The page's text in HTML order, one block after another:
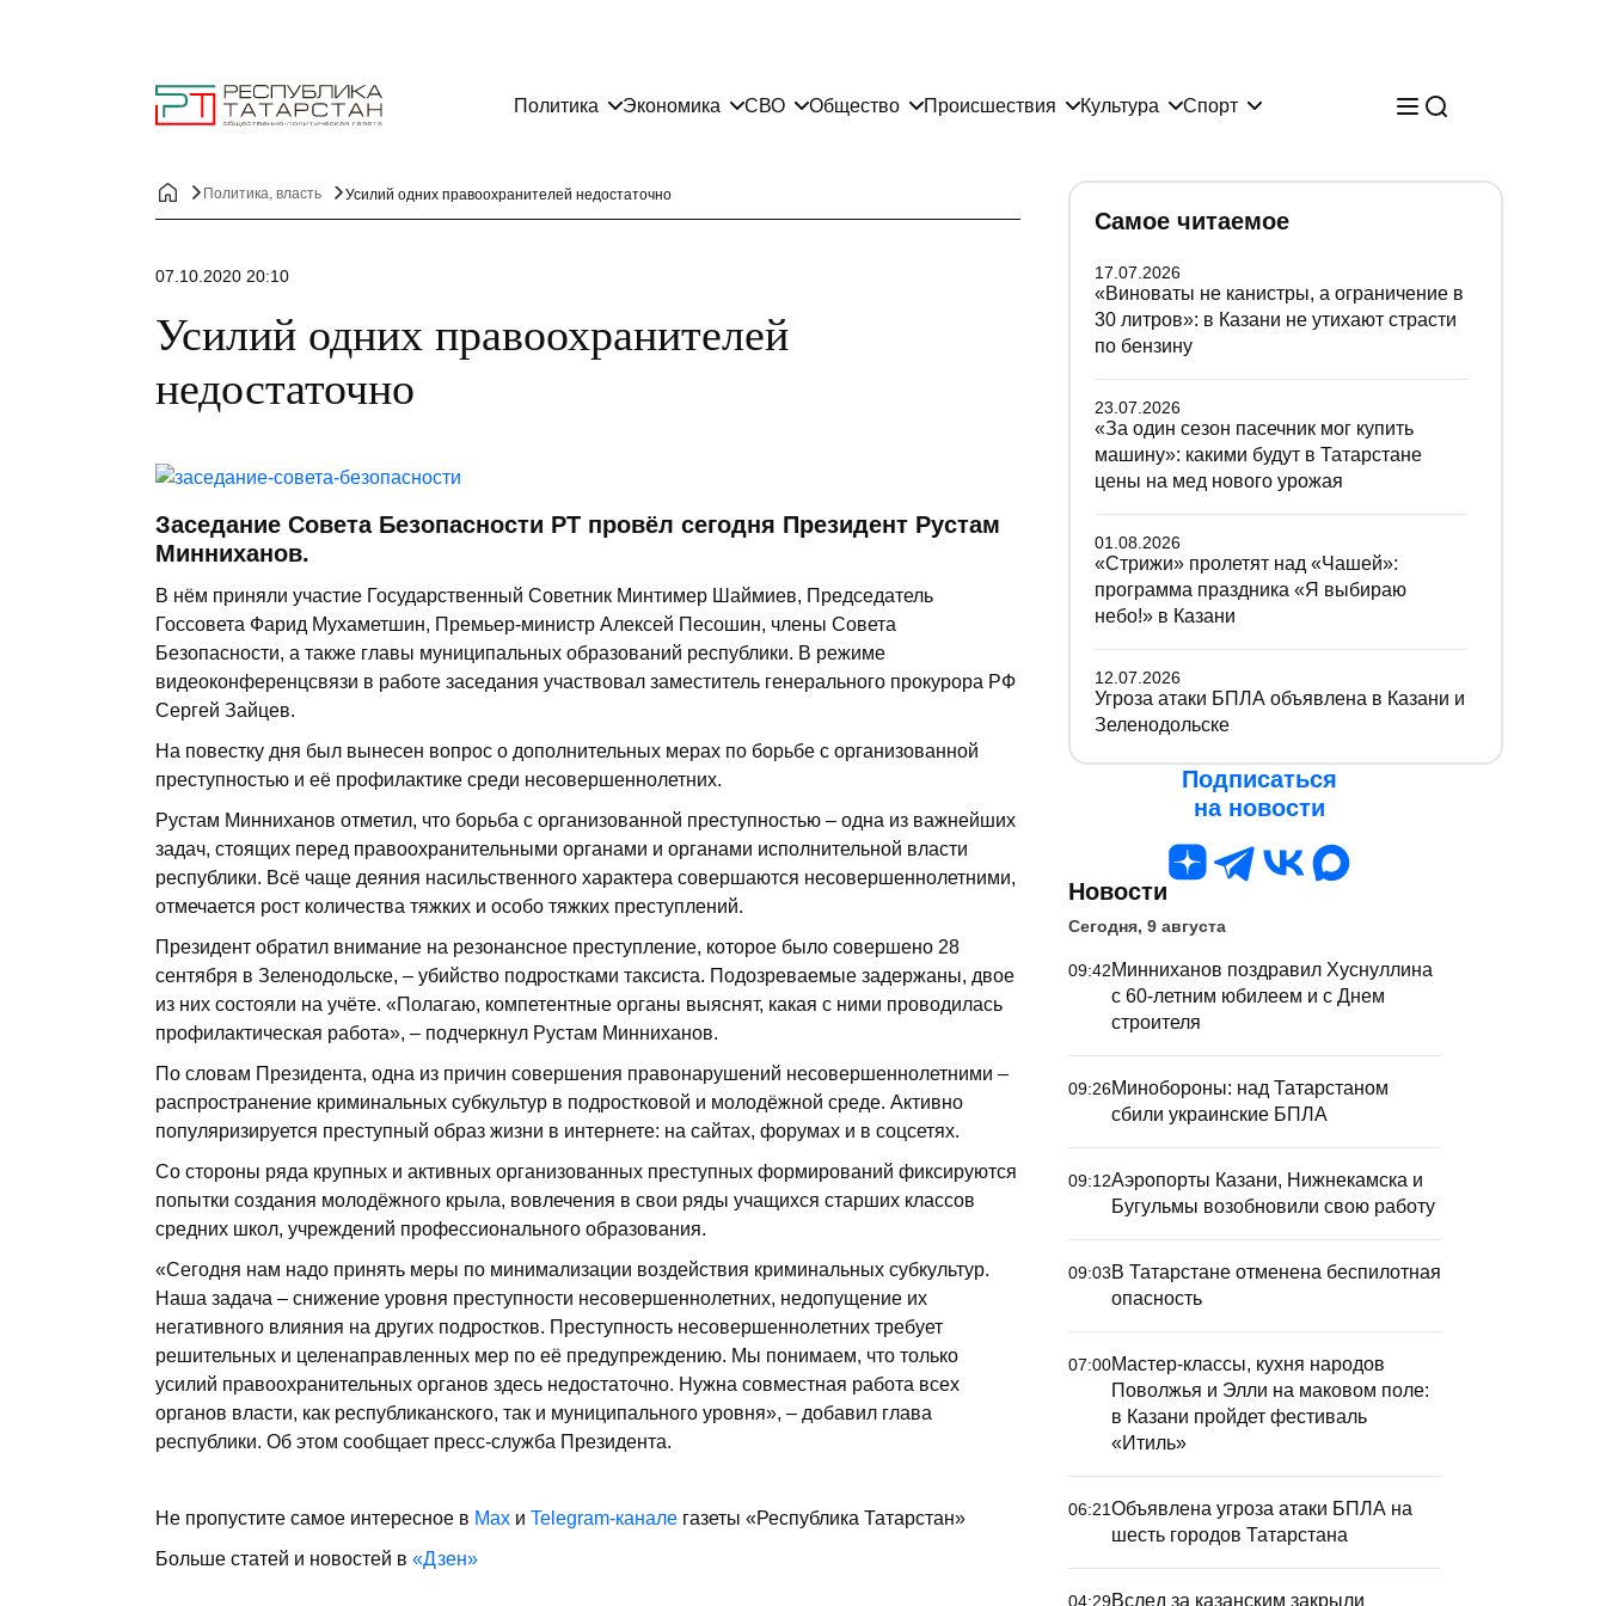
Политика Экономика СВО Общество Происшествия Культура Спорт
Политика, власть Усилий одних правоохранителей недостаточно
07.10.2020 20:10
Усилий одних правоохранителей
недостаточно
Заседание Совета Безопасности РТ провёл сегодня Президент Рустам
Минниханов.
В нём приняли участие Государственный Советник Минтимер Шаймиев, Председатель
Госсовета Фарид Мухаметшин, Премьер-министр Алексей Песошин, члены Совета
Безопасности, а также главы муниципальных образований республики. В режиме
видеоконференцсвязи в работе заседания участвовал заместитель генерального прокурора РФ
Сергей Зайцев.
На повестку дня был вынесен вопрос о дополнительных мерах по борьбе с организованной
преступностью и её профилактике среди несовершеннолетних.
Рустам Минниханов отметил, что борьба с организованной преступностью – одна из важнейших
задач, стоящих перед правоохранительными органами и органами исполнительной власти
республики. Всё чаще деяния насильственного характера совершаются несовершеннолетними,
отмечается рост количества тяжких и особо тяжких преступлений.
Президент обратил внимание на резонансное преступление, которое было совершено 28
сентября в Зеленодольске, – убийство подростками таксиста. Подозреваемые задержаны, двое
из них состояли на учёте. «Полагаю, компетентные органы выяснят, какая с ними проводилась
профилактическая работа», – подчеркнул Рустам Минниханов.
По словам Президента, одна из причин совершения правонарушений несовершеннолетними –
распространение криминальных субкультур в подростковой и молодёжной среде. Активно
популяризируется преступный образ жизни в интернете: на сайтах, форумах и в соц­сетях.
Со стороны ряда крупных и активных организованных преступных формирований фиксируются
попытки создания молодёжного крыла, вовлечения в свои ряды учащихся старших классов
средних школ, учреждений профессио­нального образования.
«Сегодня нам надо принять меры по минимализации воздействия криминальных субкультур.
Наша задача – снижение уровня преступности несовершеннолетних, недопущение их
негативного влияния на других подростков. Преступность несовершеннолетних требует
решительных и целенаправленных мер по её предупреждению. Мы понимаем, что только
усилий правоохранительных органов здесь недостаточно. Нужна совместная работа всех
органов власти, как республиканского, так и муниципального уровня», – добавил глава
республики. Об этом сообщает пресс-служба Президента.
Не пропустите самое интересное в Max и Telegram-канале газеты «Республика Татарстан»
Больше статей и новостей в «Дзен»
Самое читаемое
17.07.2026
«Виноваты не канистры, а ограничение в
30 литров»: в Казани не утихают страсти
по бензину
23.07.2026
«За один сезон пасечник мог купить
машину»: какими будут в Татарстане
цены на мед нового урожая
01.08.2026
«Стрижи» пролетят над «Чашей»:
программа праздника «Я выбираю
небо!» в Казани
12.07.2026
Угроза атаки БПЛА объявлена в Казани и
Зеленодольске
Подписаться
на новости
Новости
Сегодня, 9 августа
09:42Минниханов поздравил Хуснуллина
с 60-летним юбилеем и с Днем
строителя
09:26Минобороны: над Татарстаном
сбили украинские БПЛА
09:12Аэропорты Казани, Нижнекамска и
Бугульмы возобновили свою работу
09:03В Татарстане отменена беспилотная
опасность
07:00Мастер-классы, кухня народов
Поволжья и Элли на маковом поле:
в Казани пройдет фестиваль
«Итиль»
06:21Объявлена угроза атаки БПЛА на
шесть городов Татарстана
04:29Вслед за казанским закрыли